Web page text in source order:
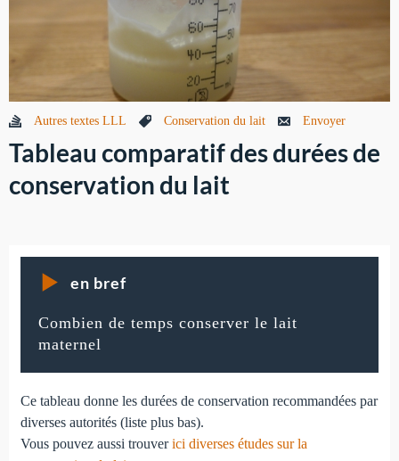
Autres textes LLL Conservation du lait Envoyer
Tableau comparatif des durées de
conservation du lait
en bref
Combien de temps conserver le lait
maternel
Ce tableau donne les durées de conservation recommandées par
diverses autorités (liste plus bas).
Vous pouvez aussi trouverici diverses études sur la